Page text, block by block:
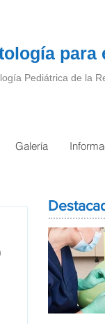
para
Pediátrica de la
Galería